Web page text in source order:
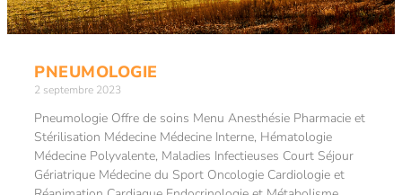
PNEUMOLOGIE
2 septembre 2023
Pneumologie Offre de soins Menu Anesthésie Pharmacie et
Stérilisation Médecine Médecine Interne, Hématologie
Médecine Polyvalente, Maladies Infectieuses Court Séjour
Gériatrique Médecine du Sport Oncologie Cardiologie et